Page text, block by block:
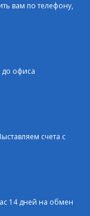
вам по телефону,
до офиса
счета с
14 дней на обмен